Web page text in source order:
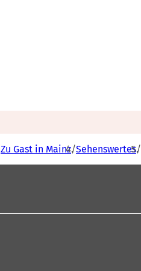
Zu Gast in Mainz Sehenswertes